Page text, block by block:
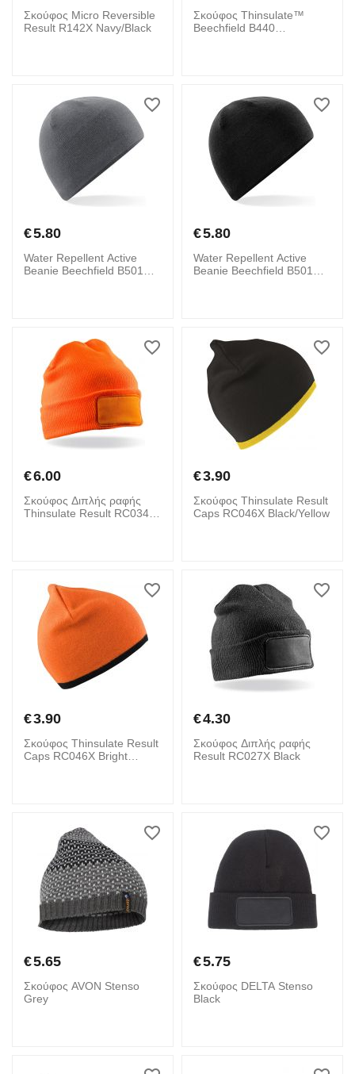
Σκούφος Micro Reversible
Result R142X Navy/Black
Σκούφος Thinsulate™
Beechfield B440
€5.80
Water Repellent Active
Beanie Beechfield B501
€5.80
Water Repellent Active
Beanie Beechfield B501
€6.00
Σκούφος Διπλής ραφής
Thinsulate Result RC034X
€3.90
Σκούφος Thinsulate Result
Caps RC046X Black/Yellow
€3.90
Σκούφος Thinsulate Result
Caps RC046X Bright
€4.30
Σκούφος Διπλής ραφής
Result RC027X Black
€5.65
Σκούφος AVON Stenso
Grey
€5.75
Σκούφος DELTA Stenso
Black